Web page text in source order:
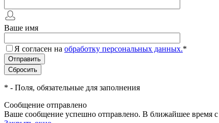
Ваше имя
Я согласен на обработку персональных данных.*
* - Поля, обязательные для заполнения
Сообщение отправлено
Ваше сообщение успешно отправлено. В ближайшее время